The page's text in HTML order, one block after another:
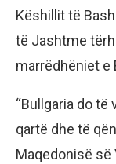
Këshillit të
të Jashtme
marrëdhëniet e
“Bullgaria do
qartë dhe të
Maqedonisë së